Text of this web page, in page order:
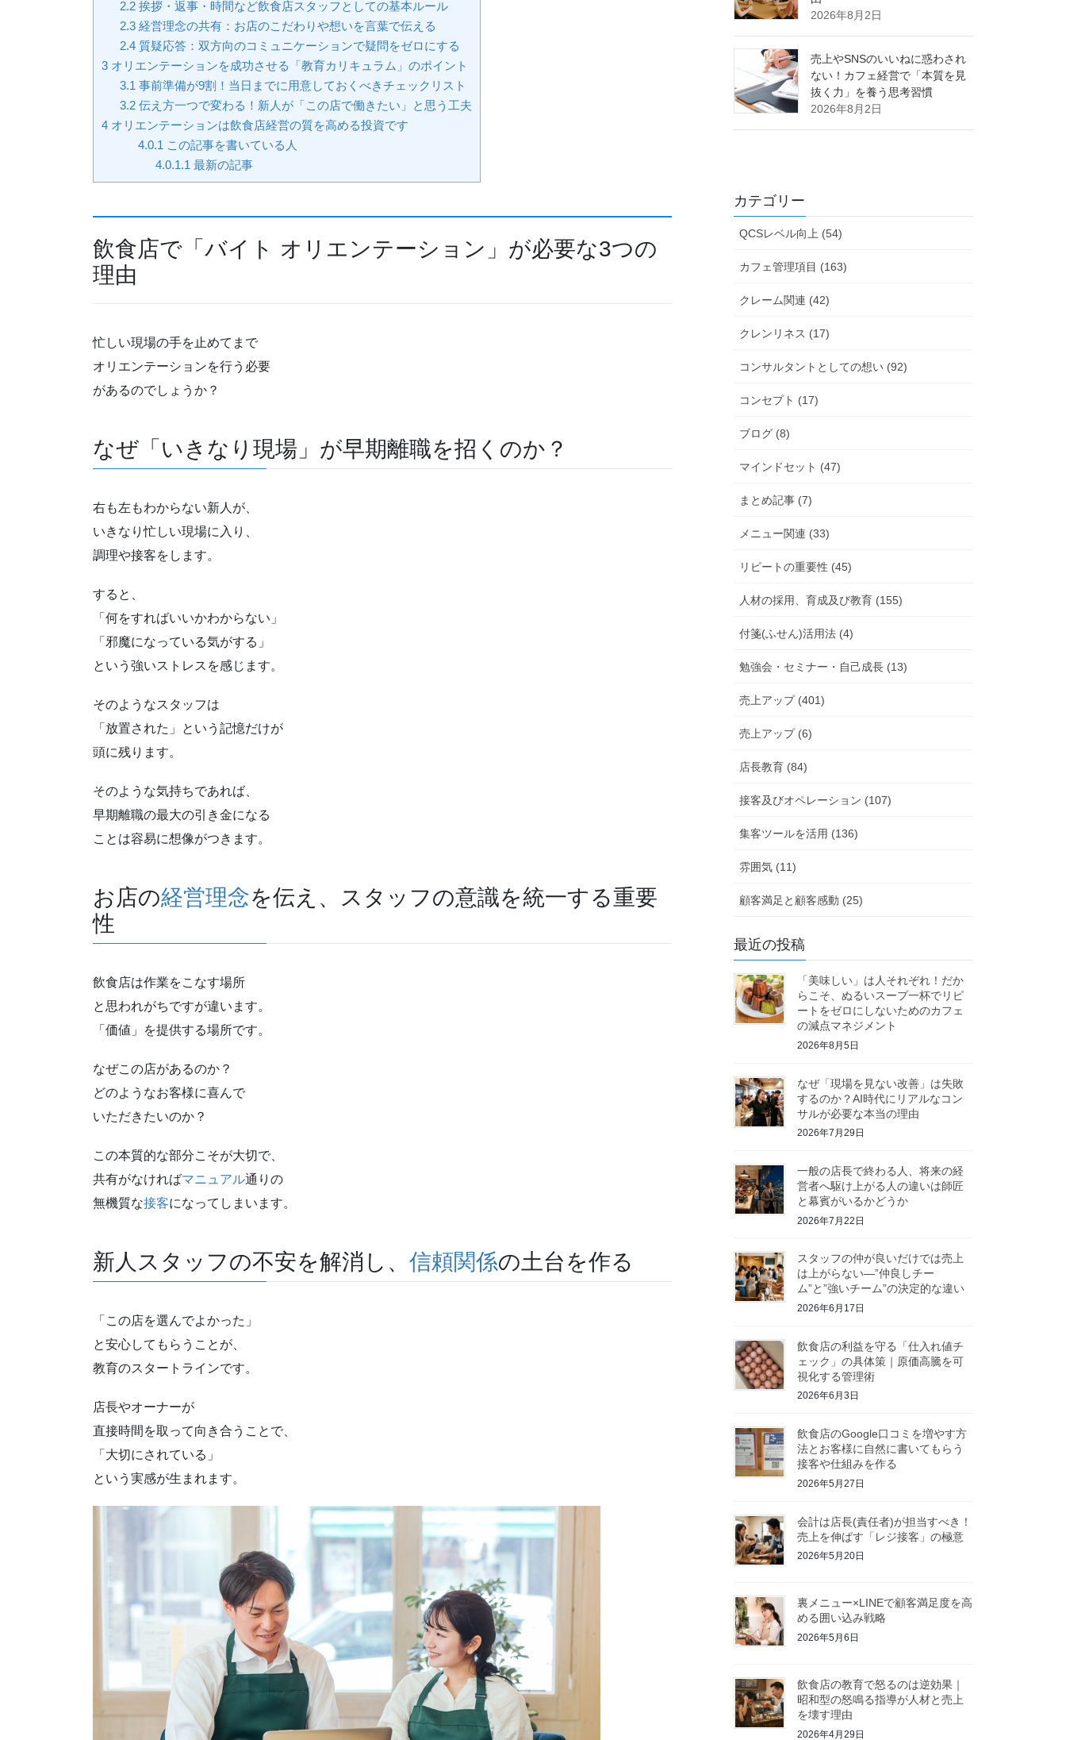
2.2挨拶・返事・時間など飲食店スタッフとしての基本ルール
2.3経営理念の共有：お店のこだわりや想いを言葉で伝える
2.4質疑応答：双方向のコミュニケーションで疑問をゼロにする
3 オリエンテーションを成功させる「教育カリキュラム」のポイント
3.1 事前準備が9割！当日までに用意しておくべきチェックリスト
3.2伝え方一つで変わる！新人が「この店で働きたい」と思う工夫
4 オリエンテーションは飲食店経営の質を高める投資です
4.0.1 この記事を書いている人
4.0.1.1 最新の記事
飲食店で「バイト オリエンテーション」が必要な3つの
理由
忙しい現場の手を止めてまで
オリエンテーションを行う必要
があるのでしょうか？
なぜ「いきなり現場」が早期離職を招くのか？
右も左もわからない新人が、
いきなり忙しい現場に入り、
調理や接客をします。
すると、
「何をすればいいかわからない」
「邪魔になっている気がする」
という強いストレスを感じます。
そのようなスタッフは
「放置された」という記憶だけが
頭に残ります。
そのような気持ちであれば、
早期離職の最大の引き金になる
ことは容易に想像がつきます。
お店の経営理念を伝え、スタッフの意識を統一する重要
性
飲食店は作業をこなす場所
と思われがちですが違います。
「価値」を提供する場所です。
なぜこの店があるのか？
どのようなお客様に喜んで
いただきたいのか？
この本質的な部分こそが大切で、
共有がなければマニュアル通りの
無機質な接客になってしまいます。
新人スタッフの不安を解消し、 信頼関係の土台を作る
「この店を選んでよかった」
と安心してもらうことが、
教育のスタートラインです。
店長やオーナーが
直接時間を取って向き合うことで、
「大切にされている」
という実感が生まれます。
2026年8月2日
売上やSNSのいいねに惑わされ
ない！カフェ経営で「本質を見
抜く力」を養う思考習慣
2026年8月2日
カテゴリー
QCSレベル向上 (54)
カフェ管理項目 (163)
クレーム関連 (42)
クレンリネス (17)
コンサルタントとしての想い (92)
コンセプト (17)
ブログ (8)
マインドセット (47)
まとめ記事 (7)
メニュー関連 (33)
リピートの重要性 (45)
人材の採用、育成及び教育 (155)
付箋(ふせん)活用法 (4)
勉強会・セミナー・自己成長 (13)
売上アップ (401)
売上アップ (6)
店長教育 (84)
接客及びオペレーション (107)
集客ツールを活用 (136)
雰囲気 (11)
顧客満足と顧客感動 (25)
最近の投稿
「美味しい」は人それぞれ！だか
らこそ、ぬるいスープ一杯でリピ
ートをゼロにしないためのカフェ
の減点マネジメント
2026年8月5日
なぜ「現場を見ない改善」は失敗
するのか？AI時代にリアルなコン
サルが必要な本当の理由
2026年7月29日
一般の店長で終わる人、将来の経
営者へ駆け上がる人の違いは師匠
と幕賓がいるかどうか
2026年7月22日
スタッフの仲が良いだけでは売上
は上がらない—”仲良しチー
ム”と”強いチーム”の決定的な違い
2026年6月17日
飲食店の利益を守る「仕入れ値チ
ェック」の具体策｜原価高騰を可
視化する管理術
2026年6月3日
飲食店のGoogle口コミを増やす方
法とお客様に自然に書いてもらう
接客や仕組みを作る
2026年5月27日
会計は店長(責任者)が担当すべき！
売上を伸ばす「レジ接客」の極意
2026年5月20日
裏メニュー×LINEで顧客満足度を高
める囲い込み戦略
2026年5月6日
飲食店の教育で怒るのは逆効果｜
昭和型の怒鳴る指導が人材と売上
を壊す理由
2026年4月29日